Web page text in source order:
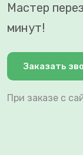
Мастер
минут!
Заказать
При заказе с